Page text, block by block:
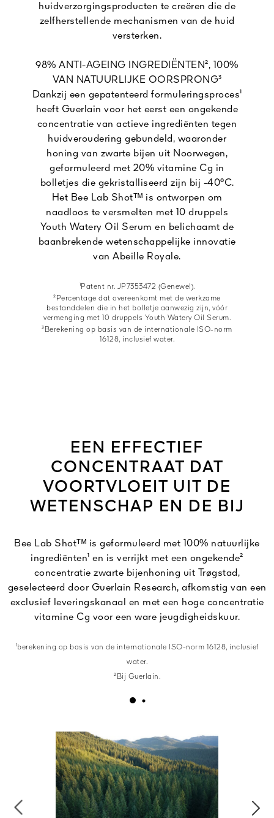
huidverzorgingsproducten te creëren die de
zelfherstellende mechanismen van de huid
versterken.
98% ANTI-AGEING INGREDIËNTEN², 100%
VAN NATUURLIJKE OORSPRONG³
Dankzij een gepatenteerd formuleringsproces¹
heeft Guerlain voor het eerst een ongekende
concentratie van actieve ingrediënten tegen
huidveroudering gebundeld, waaronder
honing van zwarte bijen uit Noorwegen,
geformuleerd met 20% vitamine Cg in
bolletjes die gekristalliseerd zijn bij -40°C.
Het Bee Lab Shotᵀᴹ is ontworpen om
naadloos te versmelten met 10 druppels
Youth Watery Oil Serum en belichaamt de
baanbrekende wetenschappelijke innovatie
van Abeille Royale.
¹Patent nr. JP7353472 (Genewel).
²Percentage dat overeenkomt met de werkzame
bestanddelen die in het bolletje aanwezig zijn, vóór
vermenging met 10 druppels Youth Watery Oil Serum.
³Berekening op basis van de internationale ISO-norm
16128, inclusief water.
EEN EFFECTIEF
CONCENTRAAT DAT
VOORTVLOEIT UIT DE
WETENSCHAP EN DE BIJ
Bee Lab Shotᵀᴹ is geformuleerd met 100% natuurlijke
ingrediënten¹ en is verrijkt met een ongekende²
concentratie zwarte bijenhoning uit Trøgstad,
geselecteerd door Guerlain Research, afkomstig van een
exclusief leveringskanaal en met een hoge concentratie
vitamine Cg voor een ware jeugdigheidskuur.
¹berekening op basis van de internationale ISO-norm 16128, inclusief
water.
²Bij Guerlain.